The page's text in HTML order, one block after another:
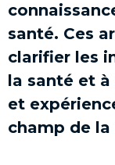
santé. Ces
clarifier les
la santé et
et
champ de